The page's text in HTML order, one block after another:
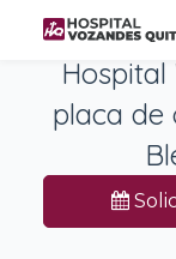
placa de